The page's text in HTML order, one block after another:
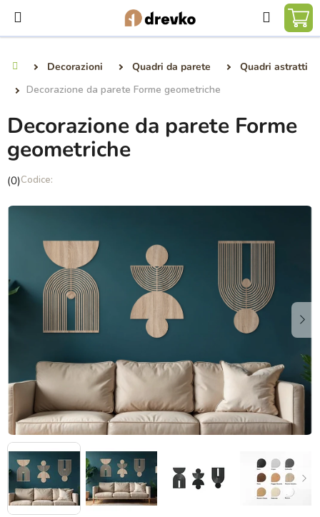
contenuto
Ricerca
Decorazioni Quadri da parete
Quadri astratti
Decorazione da parete Forme geometriche
Decorazione da parete Forme
geometriche
La
media
su
5
(0)